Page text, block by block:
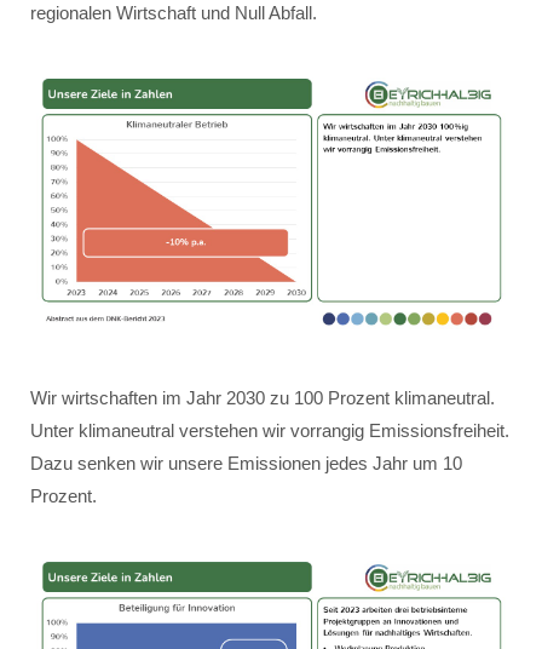
regionalen Wirtschaft und Null Abfall.
Wir wirtschaften im Jahr 2030 zu 100 Prozent klimaneutral.
Unter klimaneutral verstehen wir vorrangig Emissionsfreiheit.
Dazu senken wir unsere Emissionen jedes Jahr um 10
Prozent.